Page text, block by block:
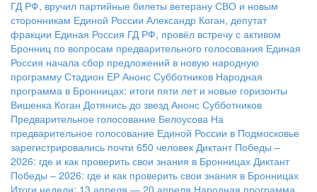
ГД РФ, вручил партийные билеты ветерану СВО и новым
сторонникам Единой России Александр Коган, депутат
фракции Единая Россия ГД РФ, провёл встречу с активом
Бронниц по вопросам предварительного голосования Единая
Россия начала сбор предложений в новую народную
программу Стадион ЕР Анонс Субботников Народная
программа в Бронницах: итоги пяти лет и новые горизонты
Вишенка Коган Дотянись до звезд Анонс Субботников
Предварительное голосование Белоусова На
предварительное голосование Единой России в Подмосковье
зарегистрировались почти 650 человек Диктант Победы –
2026: где и как проверить свои знания в Бронницах Диктант
Победы – 2026: где и как проверить свои знания в Бронницах